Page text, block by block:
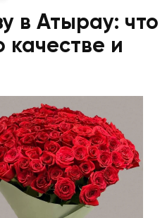
в Атырау: что
качестве и